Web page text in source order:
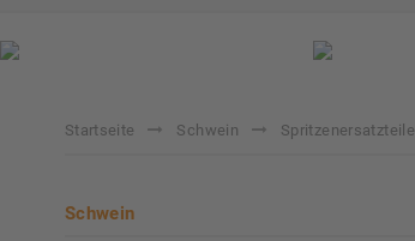
Sommeraktion Rind
Startseite Schwein Spritzenersatzteile
Schwein